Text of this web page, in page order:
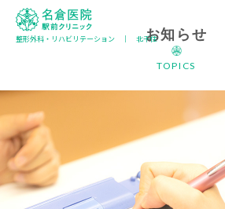
名倉医院 駅
整形外科・リハビリテーション │ 北千住お知らせ
TOPICS